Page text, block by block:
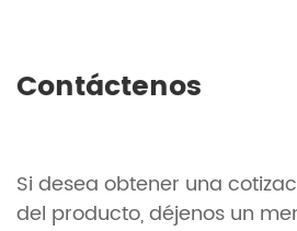
Contáctenos
Si desea obtener una
del producto, déjenos un